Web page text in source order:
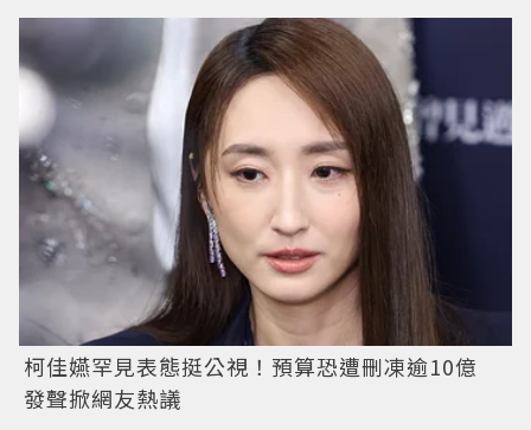
柯佳嬿罕見表態挺公視！預算恐遭刪凍逾10億
發聲掀網友熱議